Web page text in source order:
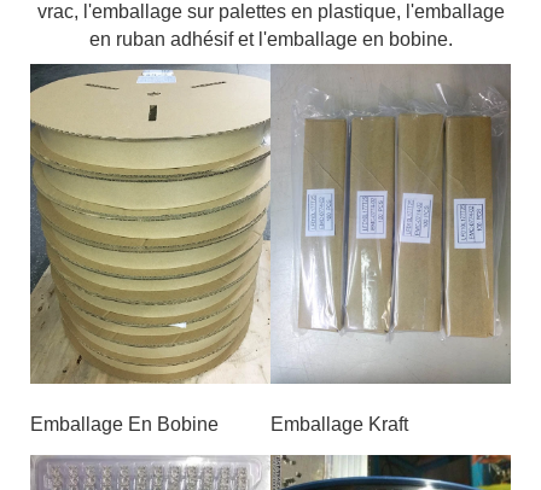
vrac, l'emballage sur palettes en plastique, l'emballage
en ruban adhésif et l'emballage en bobine.
Emballage En Bobine Emballage Kraft